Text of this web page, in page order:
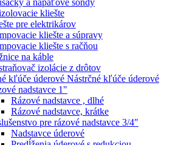
kliešte
pre elektrikárov
kliešte a súpravy
kliešte s račňou
na káble
izolácie z drôtov
Nástrčné kľúče úderové
nadstavce 1"
Rázové nadstavce , dlhé
Rázové nadstavce, krátke
pre rázové nadstavce 3/4"
Nadstavce úderové